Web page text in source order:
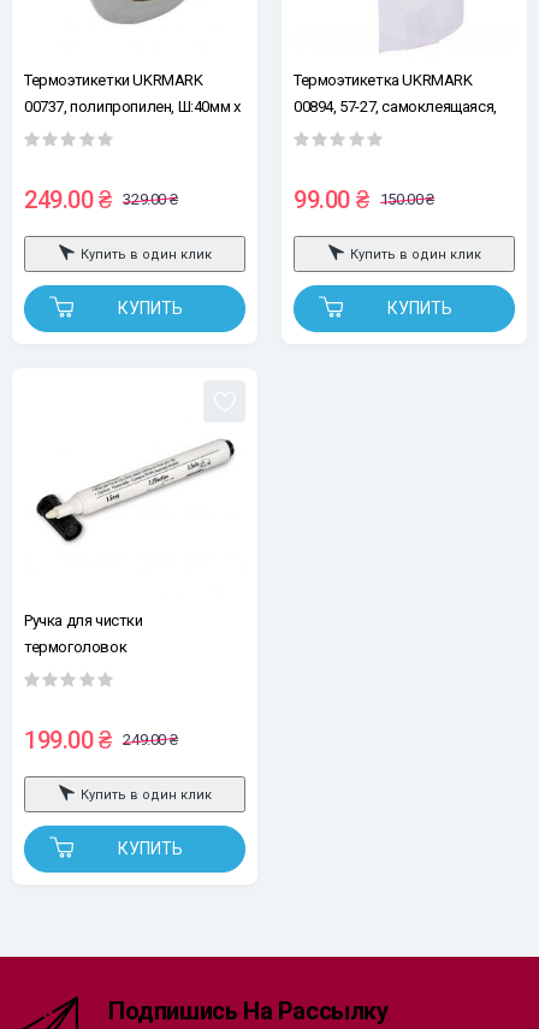
Термоэтикетки UKRMARK
00737, полипропилен, Ш:40мм х
В:30мм, рул: 200эт, белые
249.00 ₴ 329.00 ₴
КУПИТЬ
Купить в один клик
Термоэтикетка UKRMARK
00894, 57-27, самоклеящаяся,
Ш:57мм длина рулона 2,9м,
непрерывная лента
99.00 ₴ 150.00 ₴
КУПИТЬ
Купить в один клик
Ручка для чистки
термоголовок
199.00 ₴ 249.00 ₴
КУПИТЬ
Купить в один клик
Подпишись На Рассылку